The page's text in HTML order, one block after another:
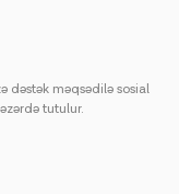
dəstək məqsədilə sosial
tutulur.